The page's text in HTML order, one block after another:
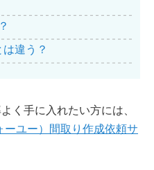
違う？
く手に入れたい方には、
ーユー）間取り作成依頼サ